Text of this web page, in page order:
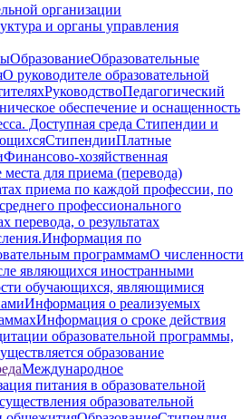
организации
и органы управления
ОбразованиеОбразовательные
О руководителе образовательной
РуководствоПедагогический
обеспечение и оснащенность
Доступная среда Стипендии и
СтипендииПлатные
Финансово-хозяйственная
для приема (перевода)
приема по каждой профессии, по
профессионального
перевода, о результатах
Информация по
программамО численности
являющихся иностранными
обучающихся, являющимися
Информация о реализуемых
Информация о сроке действия
образовательной программы,
образование
Международное
питания в образовательной
образовательной